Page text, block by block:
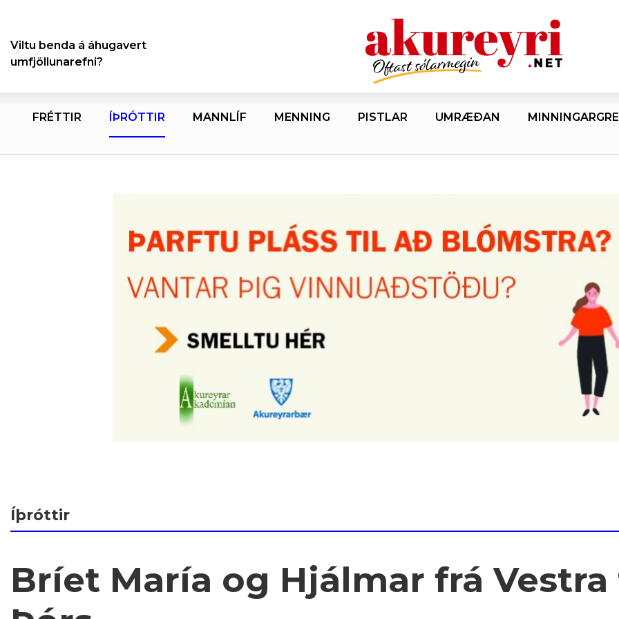
Viltu benda á áhugavert
umfjöllunarefni?
FRÉTTIR ÍÞRÓTTIR MANNLÍF MENNING PISTLAR UMRÆÐAN
Íþróttir
Bríet María og Hjálmar frá